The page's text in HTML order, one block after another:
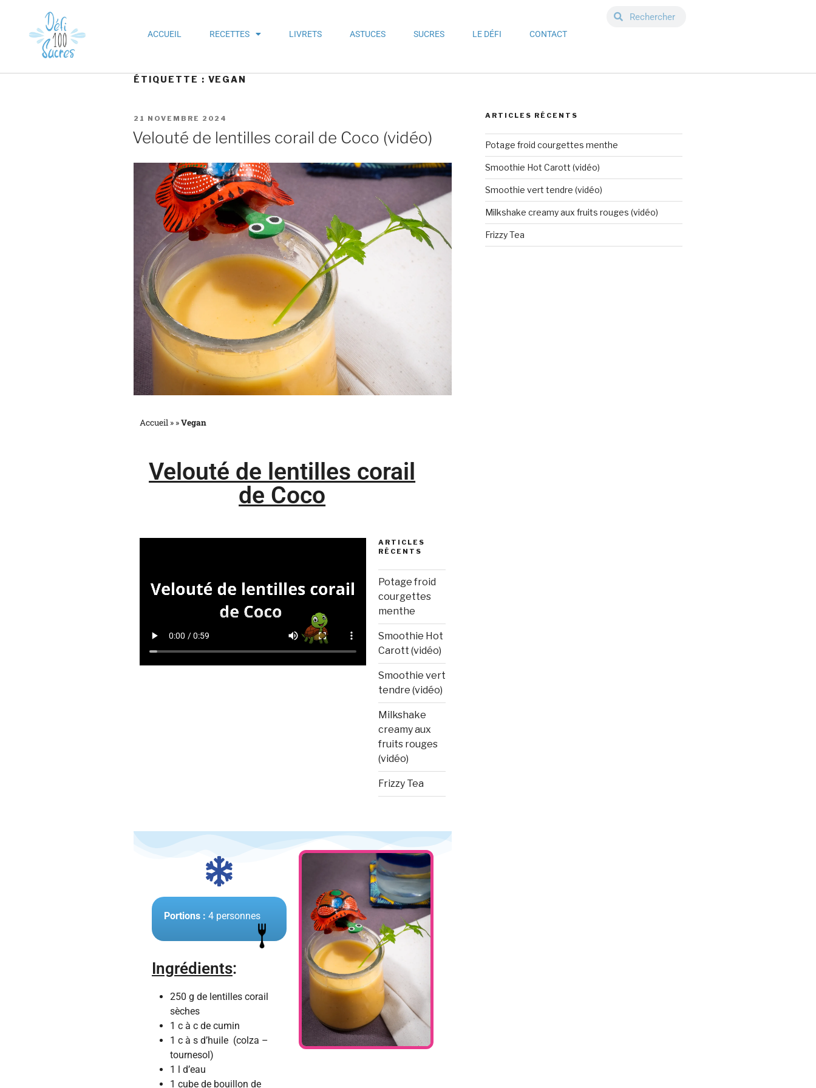
ACCUEIL RECETTES LIVRETS ASTUCES SUCRES LE DÉFI CONTACT
ÉTIQUETTE : VEGAN
21 NOVEMBRE 2024
Velouté de lentilles corail de Coco (vidéo)
Accueil » »Vegan
Velouté de lentilles corail
de Coco
ARTICLES
RÉCENTS
Potage froid
courgettes
menthe
Smoothie Hot
Carott (vidéo)
Smoothie vert
tendre (vidéo)
Milkshake
creamy aux
fruits rouges
(vidéo)
Frizzy Tea
Portions : 4 personnes
Ingrédients:
250 g de lentilles corail
sèches
1 c à c de cumin
1 c à s d’huile (colza –
tournesol)
1 l d’eau
1 cube de bouillon de
ARTICLES RÉCENTS
Potage froid courgettes menthe
Smoothie Hot Carott (vidéo)
Smoothie vert tendre (vidéo)
Milkshake creamy aux fruits rouges (vidéo)
Frizzy Tea